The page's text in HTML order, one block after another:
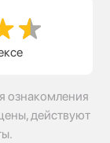
ознакомления
действуют